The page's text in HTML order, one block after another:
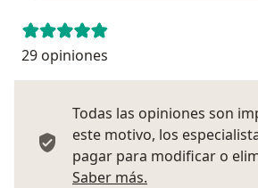
29 opiniones
Todas las opiniones son
este motivo, los
pagar para modificar o
Saber más.